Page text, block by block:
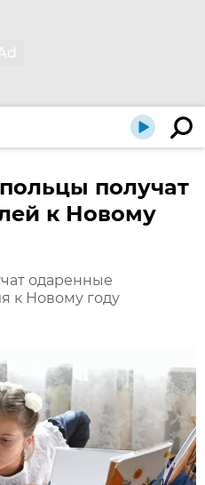
получат
к Новому
одаренные
к Новому году